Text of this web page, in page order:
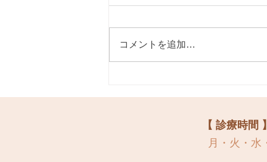
自宅出産について
コメントを追加…
【 診療時間
月・火・